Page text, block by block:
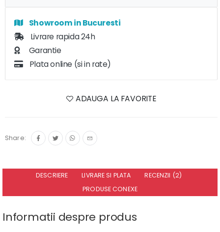
Showroom in Bucuresti
Livrare rapida 24h
Garantie
Plata online (si in rate)
ADAUGA LA FAVORITE
Share:
DESCRIERE LIVRARE SI PLATA
RECENZII (2)
PRODUSE CONEXE
Informatii despre produs